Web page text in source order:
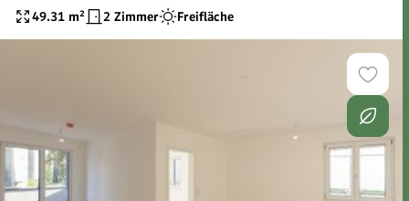
49.31 m² 2 Zimmer Freifläche